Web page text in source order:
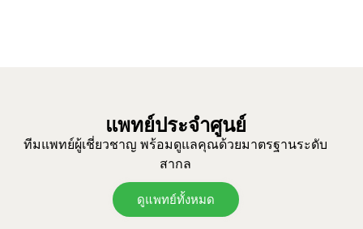
แพทย์ประจำศูนย์
ทีมแพทย์ผู้เชี่ยวชาญ พร้อมดูแลคุณด้วยมาตรฐานระดับ
สากล
ดูแพทย์ทั้งหมด